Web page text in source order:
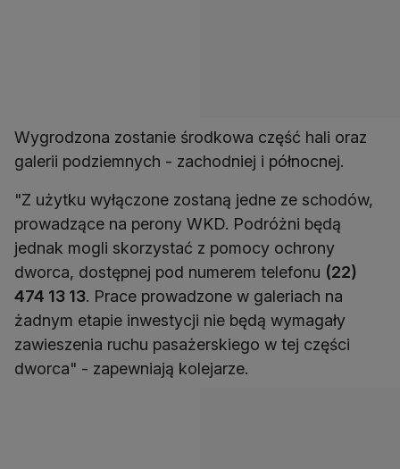
Wygrodzona zostanie środkowa część hali oraz
galerii podziemnych - zachodniej i północnej.
"Z użytku wyłączone zostaną jedne ze schodów,
prowadzące na perony WKD. Podróżni będą
jednak mogli skorzystać z pomocy ochrony
dworca, dostępnej pod numerem telefonu (22)
474 13 13. Prace prowadzone w galeriach na
żadnym etapie inwestycji nie będą wymagały
zawieszenia ruchu pasażerskiego w tej części
dworca" - zapewniają kolejarze.